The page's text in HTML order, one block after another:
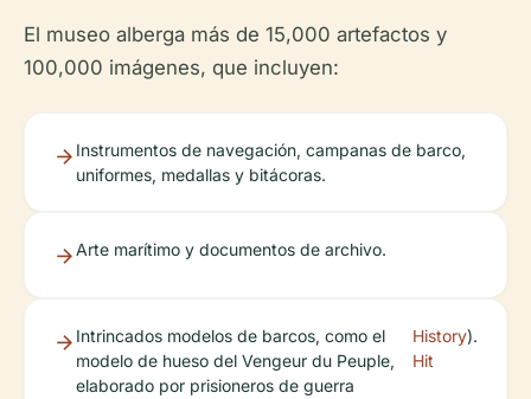
El museo alberga más de 15,000 artefactos y
100,000 imágenes, que incluyen:
Instrumentos de navegación, campanas de barco,
uniformes, medallas y bitácoras.
Arte marítimo y documentos de archivo.
Intrincados modelos de barcos, como el
modelo de hueso del Vengeur du Peuple,
elaborado por prisioneros de guerra
History
Hit
).